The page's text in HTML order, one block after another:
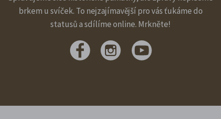
brkem u svíček. To nejzajímavější pro vás ťukáme do
statusů a sdílíme online. Mrkněte!